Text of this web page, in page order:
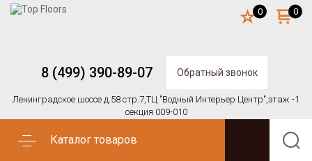
8 (499) 390-89-07 Обратный звонок
Ленинградское шоссе д.58 стр.7,ТЦ "Водный Интерьер Центр",этаж -1
секция 009-010
0 0
Каталог товаров